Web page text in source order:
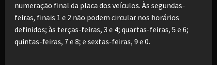
numeração final da placa dos veículos. Às segundas-
feiras, finais 1 e 2 não podem circular nos horários
definidos; às terças-feiras, 3 e 4; quartas-feiras, 5 e 6;
quintas-feiras, 7 e 8; e sextas-feiras, 9 e 0.